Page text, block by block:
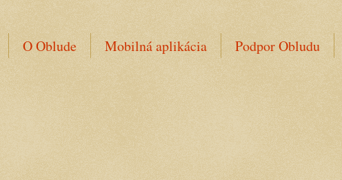
O Oblude Mobilná aplikácia Podpor Obludu